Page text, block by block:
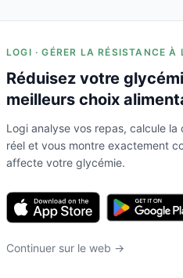
LOGI · GÉRER LA RÉSISTANCE À
Réduisez votre
meilleurs choix
Logi analyse vos repas, calcule
réel et vous montre exactement
affecte votre glycémie.
Continuer sur le web →